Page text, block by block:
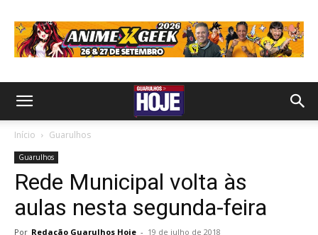
Início Guarulhos
Guarulhos
Rede Municipal volta às
aulas nesta segunda-feira
Por Redação Guarulhos Hoje - 19 de julho de 2018